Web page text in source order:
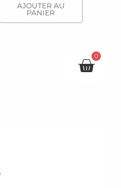
AJOUTER AU
PANIER
0